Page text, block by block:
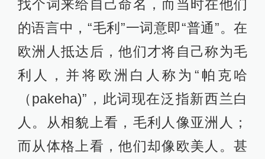
了仅仅几百年时间就在世界上一些最
崎岖不平的地区把巨大的植食性恐鸟
全部杀死——这些不会飞的鸟类，体
形巨大，腿如牛腿般粗大，即使是个
头相对较小的灌木恐鸟，也有火鸡那
么大，因而极易捕捉，能提供大量的
鲜肉。早期的移民也多在恐鸟经常出